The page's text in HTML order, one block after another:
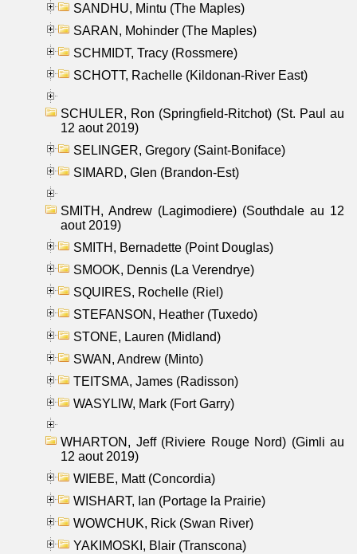
SANDHU, Mintu (The Maples)
SARAN, Mohinder (The Maples)
SCHMIDT, Tracy (Rossmere)
SCHOTT, Rachelle (Kildonan-River East)
SCHULER, Ron (Springfield-Ritchot) (St. Paul au
12 aout 2019)
SELINGER, Gregory (Saint-Boniface)
SIMARD, Glen (Brandon-Est)
SMITH, Andrew (Lagimodiere) (Southdale au 12
aout 2019)
SMITH, Bernadette (Point Douglas)
SMOOK, Dennis (La Verendrye)
SQUIRES, Rochelle (Riel)
STEFANSON, Heather (Tuxedo)
STONE, Lauren (Midland)
SWAN, Andrew (Minto)
TEITSMA, James (Radisson)
WASYLIW, Mark (Fort Garry)
WHARTON, Jeff (Riviere Rouge Nord) (Gimli au
12 aout 2019)
WIEBE, Matt (Concordia)
WISHART, Ian (Portage la Prairie)
WOWCHUK, Rick (Swan River)
YAKIMOSKI, Blair (Transcona)